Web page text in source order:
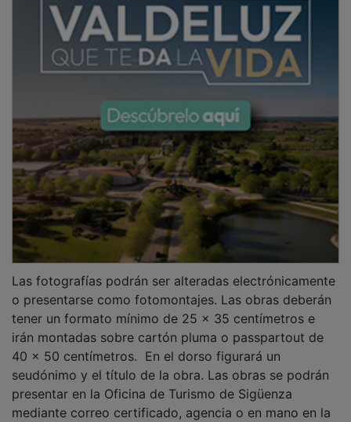
o presentarse como fotomontajes. Las obras deberán
tener un formato mínimo de 25 x 35 centímetros e
irán montadas sobre cartón pluma o passpartout de
40 x 50 centímetros. En el dorso figurará un
seudónimo y el título de la obra. Las obras se podrán
presentar en la Oficina de Turismo de Sigüenza
mediante correo certificado, agencia o en mano en la